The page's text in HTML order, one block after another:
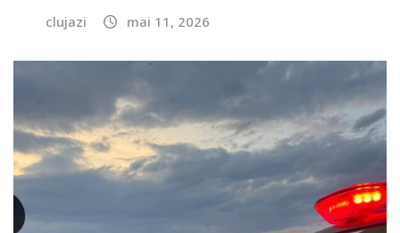
clujazi mai 11, 2026